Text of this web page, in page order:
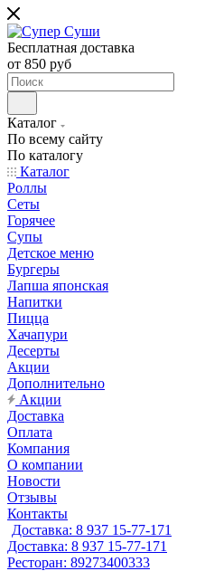
Бесплатная доставка
от 850 руб
Каталог
По всему сайту
По каталогу
Каталог
Роллы
Сеты
Горячее
Супы
Детское меню
Бургеры
Лапша японская
Напитки
Пицца
Хачапури
Десерты
Акции
Дополнительно
Акции
Доставка
Оплата
Компания
О компании
Новости
Отзывы
Контакты
Доставка: 8 937 15-77-171
Доставка: 8 937 15-77-171
Ресторан: 89273400333